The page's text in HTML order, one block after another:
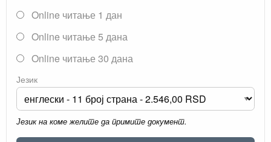
Online читање 1 дан
Online читање 5 дана
Online читање 30 дана
Језик
Језик на коме желите да примите документ.